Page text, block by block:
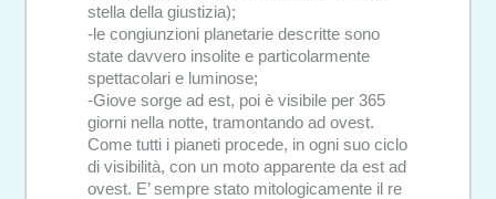
stella della giustizia);
-le congiunzioni planetarie descritte sono
state davvero insolite e particolarmente
spettacolari e luminose;
-Giove sorge ad est, poi è visibile per 365
giorni nella notte, tramontando ad ovest.
Come tutti i pianeti procede, in ogni suo ciclo
di visibilità, con un moto apparente da est ad
ovest. E’ sempre stato mitologicamente il re